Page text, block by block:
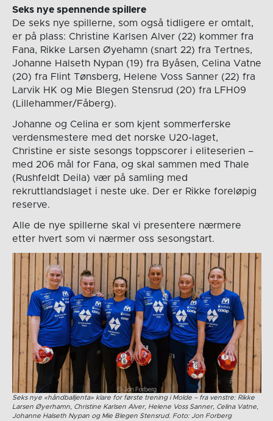
Seks nye spennende spillere
De seks nye spillerne, som også tidligere er omtalt,
er på plass: Christine Karlsen Alver (22) kommer fra
Fana, Rikke Larsen Øyehamn (snart 22) fra Tertnes,
Johanne Halseth Nypan (19) fra Byåsen, Celina Vatne
(20) fra Flint Tønsberg, Helene Voss Sanner (22) fra
Larvik HK og Mie Blegen Stensrud (20) fra LFH09
(Lillehammer/Fåberg).
Johanne og Celina er som kjent sommerferske
verdensmestere med det norske U20-laget,
Christine er siste sesongs toppscorer i eliteserien –
med 206 mål for Fana, og skal sammen med Thale
(Rushfeldt Deila) vær på samling med
rekruttlandslaget i neste uke. Der er Rikke foreløpig
reserve.
Alle de nye spillerne skal vi presentere nærmere
etter hvert som vi nærmer oss sesongstart.
Seks nye «håndballjenta» klare for første trening i Molde – fra venstre: Rikke
Larsen Øyerhamn, Christine Karlsen Alver, Helene Voss Sanner, Celina Vatne,
Johanne Halseth Nypan og Mie Blegen Stensrud. Foto: Jon Forberg